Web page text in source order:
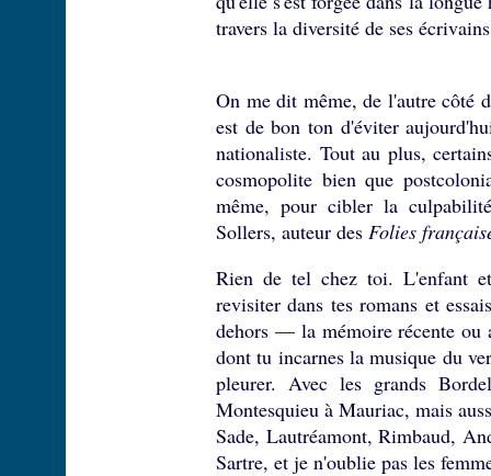
travers la diversité de ses
On me dit même, de l'autre côté
est de bon ton d'éviter
nationaliste. Tout au plus,
cosmopolite bien que
même, pour cibler la
Sollers, auteur des Folies
Rien de tel chez toi. L'enfant
revisiter dans tes romans et
dehors — la mémoire récente ou
dont tu incarnes la musique du
pleurer. Avec les grands
Montesquieu à Mauriac, mais
Sade, Lautréamont, Rimbaud,
Sartre, et je n'oublie pas les